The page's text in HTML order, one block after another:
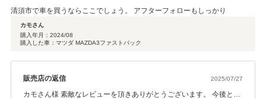
清須市で車を買うならここでしょう。 アフターフォローもしっかり
カモさん
購入年月： 2024/08
購入した車：マツダ MAZDA3ファストバック
販売店の返信 2025/07/27
カモさん様 素敵なレビューを頂きありがとうございます。 今後とも